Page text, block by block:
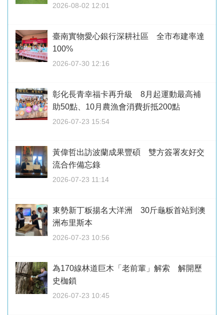
2026-08-02 12:01
臺南實物愛心銀行深耕社區 全市布建率達
100%
2026-07-30 12:16
彰化長青幸福卡再升級 8月起運動最高補
助50點、10月農漁會消費折抵200點
2026-07-23 15:54
黃偉哲出訪波蘭成果豐碩 雙方簽署友好交
流合作備忘錄
2026-07-23 11:14
東勢新丁粄揚名大洋洲 30斤龜粄首站到澳
洲布里斯本
2026-07-23 10:56
為170線林道巨木「老前輩」解索 解開歷
史枷鎖
2026-07-23 10:45